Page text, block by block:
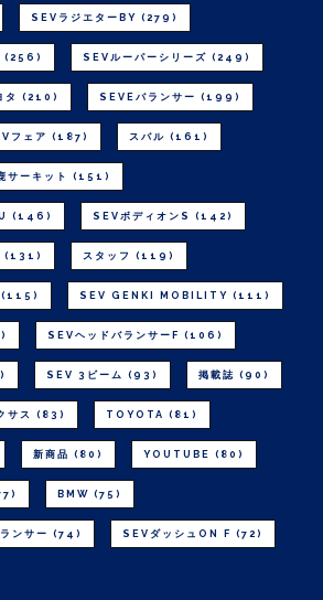
SEVラジエターBY (279)
(256) SEVルーパーシリーズ (249)
タ (210) SEVEバランサー (199)
フェア (187) スバル (161)
サーキット (151)
(146) SEVボディオンS (142)
(131) スタッフ (119)
(115) SEV GENKI MOBILITY (111)
SEVヘッドバランサーF (106)
SEV 3ビーム (93) 掲載誌 (90)
サス (83) TOYOTA (81)
新商品 (80) YOUTUBE (80)
BMW (75)
ンサー (74) SEVダッシュON F (72)